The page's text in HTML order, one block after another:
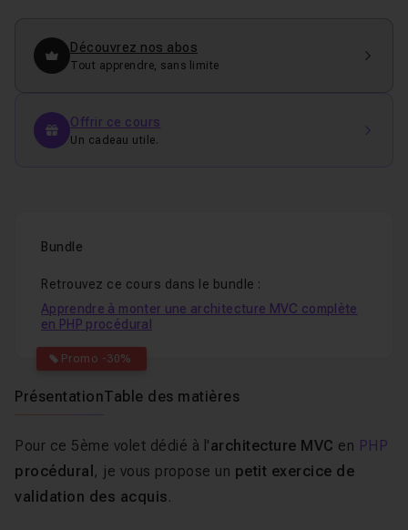
Découvrez nos abos
Tout apprendre, sans limite
Offrir ce cours
Un cadeau utile.
Bundle
Retrouvez ce cours dans le bundle :
Promo -30%
Apprendre à monter une architecture MVC complète
en PHP procédural
PrésentationTable des matières
Pour ce 5ème volet dédié à l'architecture MVC en PHP
procédural , je vous propose un petit exercice de
validation des acquis.